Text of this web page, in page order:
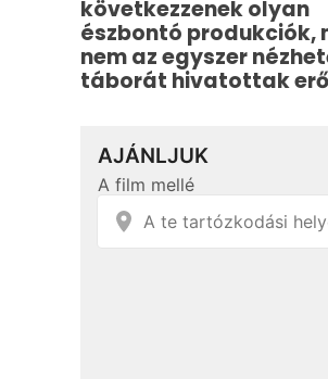
következzenek olyan
észbontó produkciók,
nem az egyszer
táborát hivatottak